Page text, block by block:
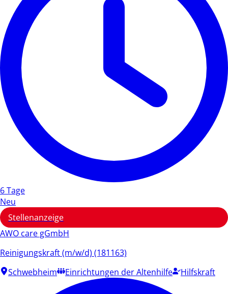
6 Tage
Neu
Stellenanzeige
AWO care gGmbH
Reinigungskraft (m/w/d) (181163)
Schwebheim
Einrichtungen der Altenhilfe Hilfskraft